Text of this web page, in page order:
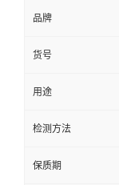
品牌
货号
用途
检测方法
保质期